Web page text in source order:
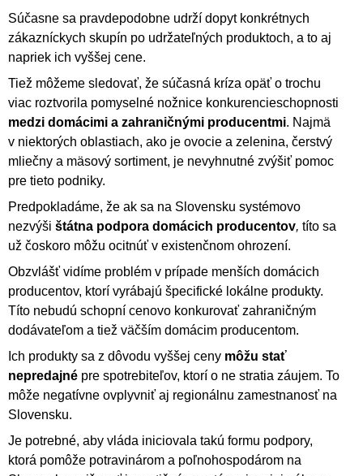
Súčasne sa pravdepodobne udrží dopyt konkrétnych
zákazníckych skupín po udržateľných produktoch, a to aj
napriek ich vyššej cene.
Tiež môžeme sledovať, že súčasná kríza opäť o trochu
viac roztvorila pomyselné nožnice konkurencieschopnosti
medzi domácimi a zahraničnými producentmi. Najmä
v niektorých oblastiach, ako je ovocie a zelenina, čerstvý
mliečny a mäsový sortiment, je nevyhnutné zvýšiť pomoc
pre tieto podniky.
Predpokladáme, že ak sa na Slovensku systémovo
nezvýši štátna podpora domácich producentov, títo sa
už čoskoro môžu ocitnúť v existenčnom ohrození.
Obzvlášť vidíme problém v prípade menších domácich
producentov, ktorí vyrábajú špecifické lokálne produkty.
Títo nebudú schopní cenovo konkurovať zahraničným
dodávateľom a tiež väčším domácim producentom.
Ich produkty sa z dôvodu vyššej ceny môžu stať
nepredajné pre spotrebiteľov, ktorí o ne stratia záujem. To
môže negatívne ovplyvniť aj regionálnu zamestnanosť na
Slovensku.
Je potrebné, aby vláda iniciovala takú formu podpory,
ktorá pomôže potravinárom a poľnohospodárom na